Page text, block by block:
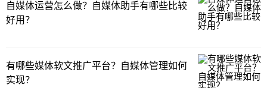
自媒体运营怎么做？自媒体助手有哪些比较
好用？
有哪些媒体软文推广平台？自媒体管理如何
实现？